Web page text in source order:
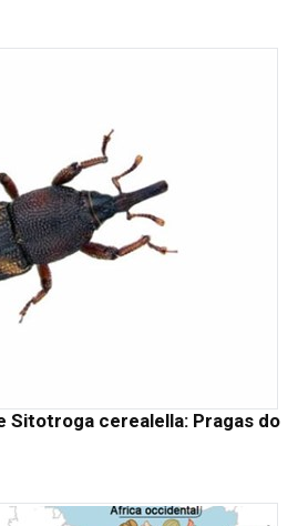
Sitotroga cerealella: Pragas do